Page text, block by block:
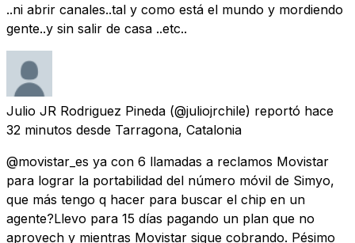
..ni abrir canales..tal y como está el mundo y mordiendo
gente..y sin salir de casa ..etc..
Julio JR Rodriguez Pineda (@juliojrchile) reportó hace
32 minutos desde Tarragona, Catalonia
@movistar_es ya con 6 llamadas a reclamos Movistar
para lograr la portabilidad del número móvil de Simyo,
que más tengo q hacer para buscar el chip en un
agente?Llevo para 15 días pagando un plan que no
aprovech y mientras Movistar sigue cobrando. Pésimo